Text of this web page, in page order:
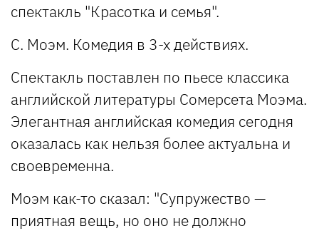
спектакль "Красотка и семья".
С. Моэм. Комедия в 3-х действиях.
Спектакль поставлен по пьесе классика
английской литературы Сомерсета Моэма.
Элегантная английская комедия сегодня
оказалась как нельзя более актуальна и
своевременна.
Моэм как-то сказал: "Супружество —
приятная вещь, но оно не должно